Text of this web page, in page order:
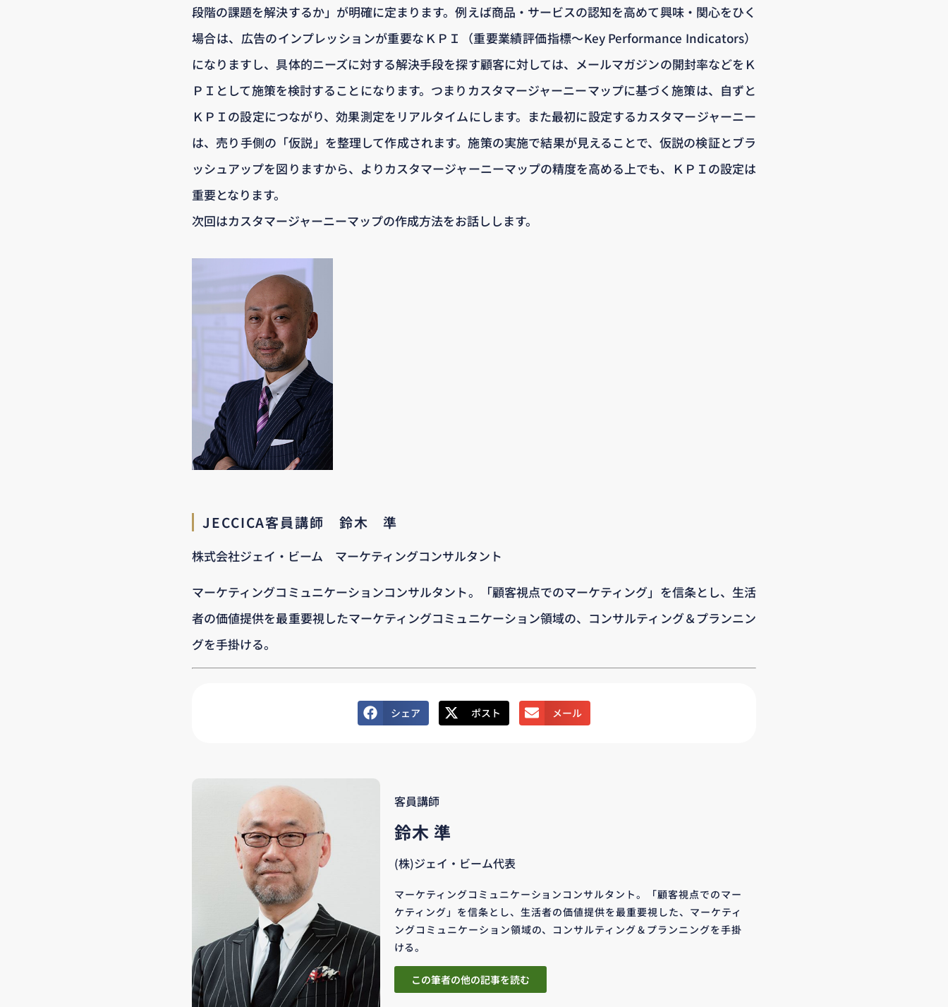
段階の課題を解決するか」が明確に定まります。例えば商品・サービスの認知を高めて興味・関心をひく
場合は、広告のインプレッションが重要なＫＰＩ（重要業績評価指標～Key Performance Indicators）
になりますし、具体的ニーズに対する解決手段を探す顧客に対しては、メールマガジンの開封率などをＫ
ＰＩとして施策を検討することになります。つまりカスタマージャーニーマップに基づく施策は、自ずと
ＫＰＩの設定につながり、効果測定をリアルタイムにします。また最初に設定するカスタマージャーニー
は、売り手側の「仮説」を整理して作成されます。施策の実施で結果が見えることで、仮説の検証とブラ
ッシュアップを図りますから、よりカスタマージャーニーマップの精度を高める上でも、ＫＰＩの設定は
重要となります。
次回はカスタマージャーニーマップの作成方法をお話しします。
JECCICA客員講師 鈴木 準
株式会社ジェイ・ビーム マーケティングコンサルタント
マーケティングコミュニケーションコンサルタント。「顧客視点でのマーケティング」を信条とし、生活
者の価値提供を最重要視したマーケティングコミュニケーション領域の、コンサルティング＆プランニン
グを手掛ける。
シェア ポスト メール
客員講師
鈴木 準
(株)ジェイ・ビーム代表
マーケティングコミュニケーションコンサルタント。「顧客視点でのマー
ケティング」を信条とし、生活者の価値提供を最重要視した、マーケティ
ングコミュニケーション領域の、コンサルティング＆プランニングを手掛
ける。
この筆者の他の記事を読む